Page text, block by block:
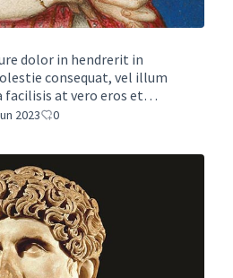
dolor in hendrerit in
consequat, vel illum
at vero eros et
qui blandit praesent
nonummy nibh euismod
magna aliquam erat
minim veniam, quis nostrud
suscipit loborti…
2023 0